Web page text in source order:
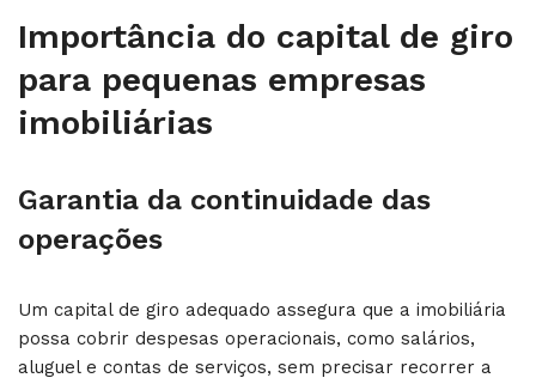
Importância do capital de giro
para pequenas empresas
imobiliárias
Garantia da continuidade das
operações
Um capital de giro adequado assegura que a imobiliária
possa cobrir despesas operacionais, como salários,
aluguel e contas de serviços, sem precisar recorrer a